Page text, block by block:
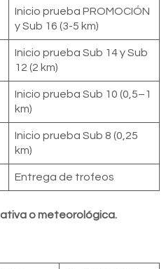
Inicio prueba PROMOCIÓN
y Sub 16 (3-5 km)
Inicio prueba Sub 14 y Sub
12 (2 km)
Inicio prueba Sub 10 (0,5–1
km)
Inicio prueba Sub 8 (0,25
km)
Entrega de trofeos
o meteorológica.